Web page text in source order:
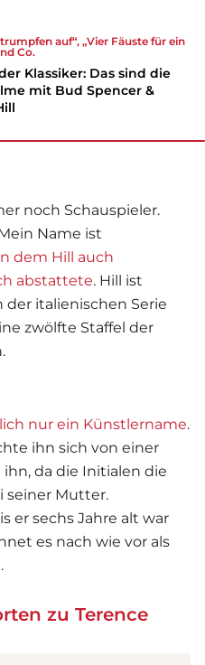
auf“, „Vier Fäuste für ein
Co.
Klassiker: Das sind die
mit Bud Spencer &
noch Schauspieler.
Name ist
dem Hill auch
abstattete. Hill ist
italienischen Serie
zwölfte Staffel der
nur ein Künstlername.
ihn sich von einer
da die Initialen die
seiner Mutter.
er sechs Jahre alt war
es nach wie vor als
zu Terence